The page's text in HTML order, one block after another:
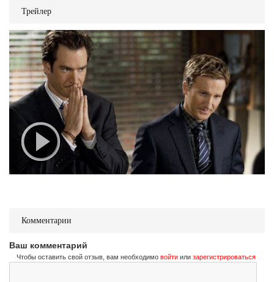
Трейлер
Комментарии
Ваш комментарий
Чтобы оставить свой отзыв, вам необходимо войти или зарегистрироваться